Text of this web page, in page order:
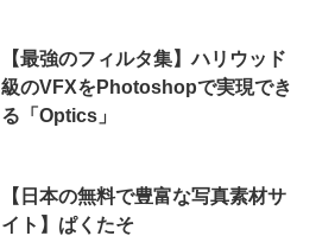
【最強のフィルタ集】ハリウッド
級のVFXをPhotoshopで実現でき
る「Optics」
【日本の無料で豊富な写真素材サ
イト】ぱくたそ